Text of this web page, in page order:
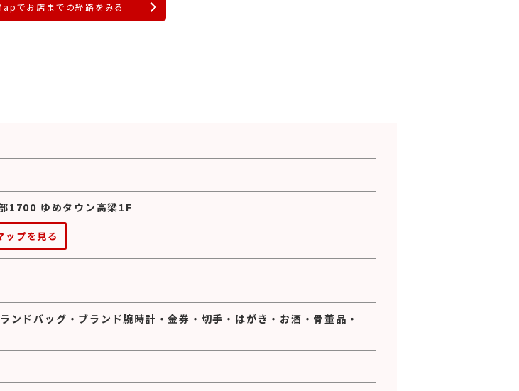
でお店までの経路をみる
1700 ゆめタウン高梁1F
ップを見る
ンドバッグ ・ ブランド腕時計 ・金券 ・ 切手 ・ はがき ・ お酒 ・ 骨董品 ・